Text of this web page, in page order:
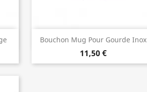
Bouchon Mug Pour Gourde Inox
Isotherme À Large Goulot De Klean
Kanteen
11,50 €
 Aperçu rapide